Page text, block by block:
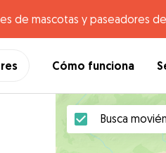
de mascotas y paseadores
Cómo funciona
Busca